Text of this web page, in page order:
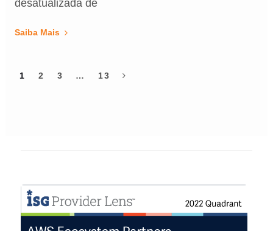
desatualizada de
Saiba Mais
1 2 3 … 13